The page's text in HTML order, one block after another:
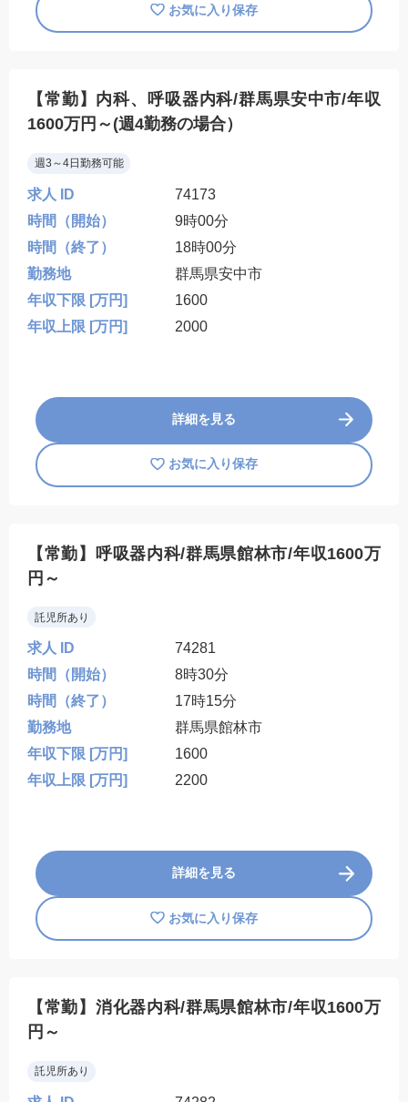
お気に入り保存
【常勤】内科、呼吸器内科/群馬県安中市/年収
1600万円～(週4勤務の場合）
週3～4日勤務可能
求人 ID
74173
時間（開始）
9時00分
時間（終了）
18時00分
勤務地
群馬県安中市
年収下限 [万円]
1600
年収上限 [万円]
2000
詳細を見る
お気に入り保存
【常勤】呼吸器内科/群馬県館林市/年収1600万
円～
託児所あり
求人 ID
74281
時間（開始）
8時30分
時間（終了）
17時15分
勤務地
群馬県館林市
年収下限 [万円]
1600
年収上限 [万円]
2200
詳細を見る
お気に入り保存
【常勤】消化器内科/群馬県館林市/年収1600万
円～
託児所あり